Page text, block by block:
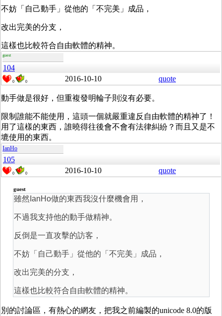
不妨「自己動手」從他的「不完美」成品，
改出完美的分支，
這樣也比較符合自由軟體的精神。
guest
104
0 0 2016-10-10 quote
動手做是很好，但重複發明輪子則沒有必要。
限制誰能不能使用，這頭一個就嚴重違反自由軟體的精神了！
用了這樣的東西，誰曉得往後會不會有法律糾紛？而且又是不
塶使用的東西。
IanHo
105
0 0 2016-10-10 quote
guest
雖然IanHo做的東西我沒什麼機會用，
不過我支持他的動手做精神。
反倒是一直攻擊的訪客，
不妨「自己動手」從他的「不完美」成品，
改出完美的分支，
這樣也比較符合自由軟體的精神。
別的討論區，有熱心的網友，把我之前編製的unicode 8.0的版